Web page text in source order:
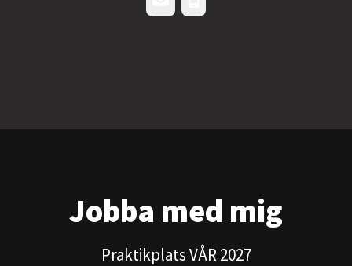
Jobba med mig
Praktikplats VÅR 2027